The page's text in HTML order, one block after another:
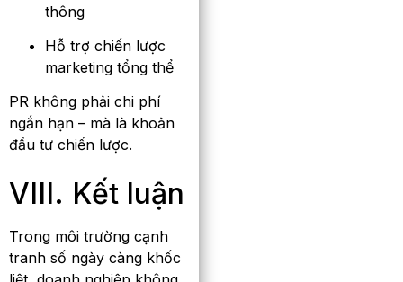
thông
Hỗ trợ chiến lược
marketing tổng thể
PR không phải chi phí
ngắn hạn – mà là khoản
đầu tư chiến lược.
VIII. Kết luận
Trong môi trường cạnh
tranh số ngày càng khốc